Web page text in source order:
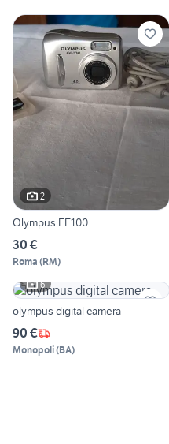
2
Olympus FE100
30 €
Roma (RM)
6
olympus digital camera
90 €
Monopoli(BA)